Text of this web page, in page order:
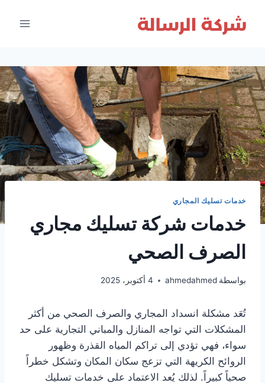
خدمات تسليك المجاري
خدمات شركة تسليك مجاري
الصرف الصحي
بواسطة ahmedahmed 4 أكتوبر، 2025
تُعَد مشكلة انسداد المجاري والصرف الصحي من أكثر
المشكلات التي تواجه المنازل والمباني التجارية على حد
سواء، فهي تؤدي إلى تراكم المياه القذرة وظهور
الروائح الكريهة التي تزعج سكان المكان وتشكل خطراً
صحياً كبيراً. لذلك يُعد الاعتماد على خدمات تسليك